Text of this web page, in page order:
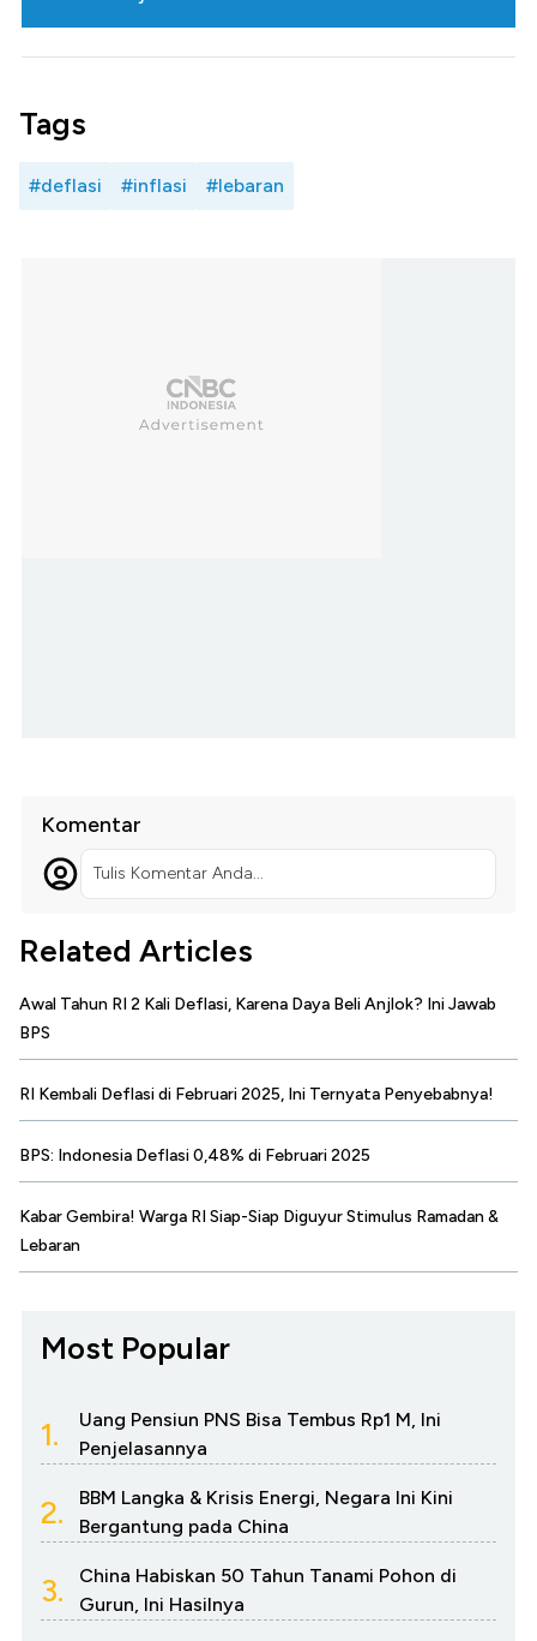
Tags
#deflasi #inflasi #lebaran
Komentar
Tulis Komentar Anda...
Related Articles
Awal Tahun RI 2 Kali Deflasi, Karena Daya Beli Anjlok? Ini Jawab
BPS
RI Kembali Deflasi di Februari 2025, Ini Ternyata Penyebabnya!
BPS: Indonesia Deflasi 0,48% di Februari 2025
Kabar Gembira! Warga RI Siap-Siap Diguyur Stimulus Ramadan &
Lebaran
Most Popular
1.
Uang Pensiun PNS Bisa Tembus Rp1 M, Ini
Penjelasannya
2.
BBM Langka & Krisis Energi, Negara Ini Kini
Bergantung pada China
3.
China Habiskan 50 Tahun Tanami Pohon di
Gurun, Ini Hasilnya